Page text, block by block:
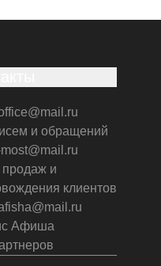
и обращений
продаж и
клиентов
Афиша